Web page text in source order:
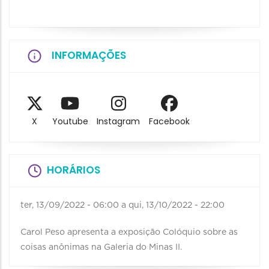
INFORMAÇÕES
X Youtube Instagram Facebook
HORÁRIOS
ter, 13/09/2022 - 06:00 a qui, 13/10/2022 - 22:00
Carol Peso apresenta a exposição Colóquio sobre as
coisas anônimas na Galeria do Minas II.